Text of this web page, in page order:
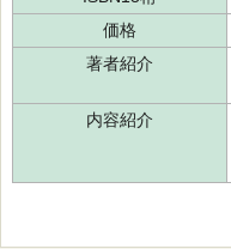
価格
著者紹介
内容紹介